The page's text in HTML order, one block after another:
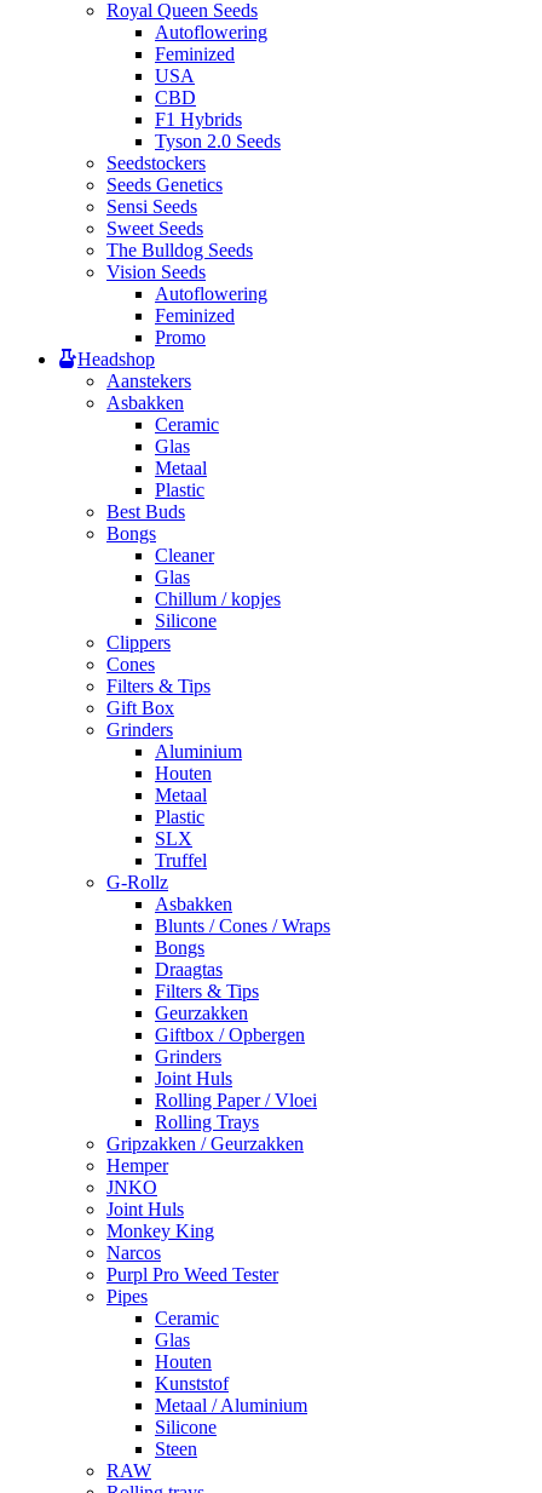
Royal Queen Seeds
Autoflowering
Feminized
USA
CBD
F1 Hybrids
Tyson 2.0 Seeds
Seedstockers
Seeds Genetics
Sensi Seeds
Sweet Seeds
The Bulldog Seeds
Vision Seeds
Autoflowering
Feminized
Promo
Headshop
Aanstekers
Asbakken
Ceramic
Glas
Metaal
Plastic
Best Buds
Bongs
Cleaner
Glas
Chillum / kopjes
Silicone
Clippers
Cones
Filters & Tips
Gift Box
Grinders
Aluminium
Houten
Metaal
Plastic
SLX
Truffel
G-Rollz
Asbakken
Blunts / Cones / Wraps
Bongs
Draagtas
Filters & Tips
Geurzakken
Giftbox / Opbergen
Grinders
Joint Huls
Rolling Paper / Vloei
Rolling Trays
Gripzakken / Geurzakken
Hemper
JNKO
Joint Huls
Monkey King
Narcos
Purpl Pro Weed Tester
Pipes
Ceramic
Glas
Houten
Kunststof
Metaal / Aluminium
Silicone
Steen
RAW